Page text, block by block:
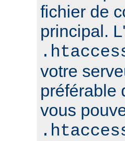
fichier de
principal.
votre
préférable
vous